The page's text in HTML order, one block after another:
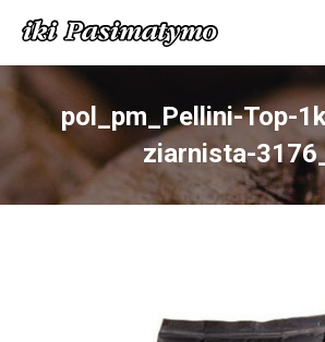
pol_pm_Pellini-Top-
ziarnista-